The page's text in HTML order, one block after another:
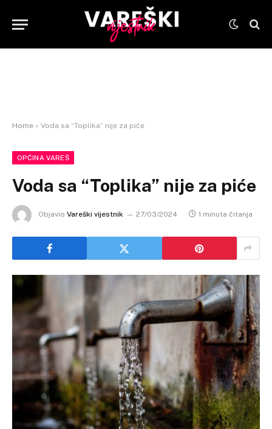
Home » Voda sa “Toplika” nije za piće
OPĆINA VAREŠ
Voda sa “Toplika” nije za piće
Objavio Vareški vijestnik 27/03/2024 1 minuta čitanja